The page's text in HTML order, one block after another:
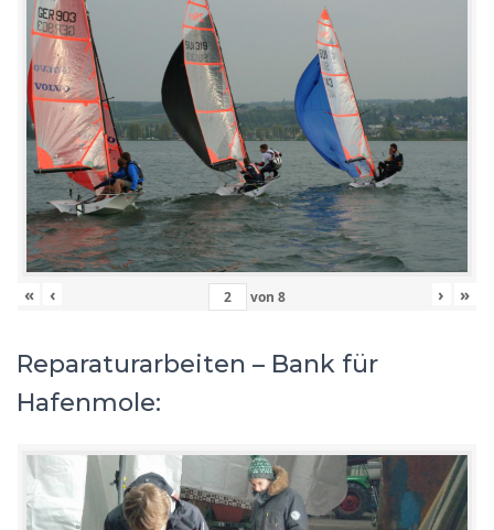
« ‹ von 8 › »
Reparaturarbeiten – Bank für
Hafenmole: